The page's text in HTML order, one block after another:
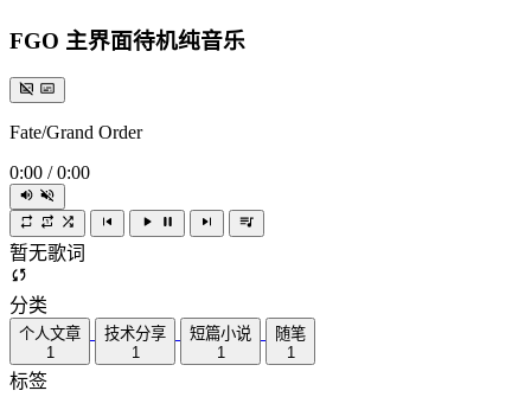
FGO 主界面待机纯音乐
Fate/Grand Order
0:00 / 0:00
暂无歌词
分类
个人文章
1
技术分享
1
短篇小说
1
随笔
1
标签